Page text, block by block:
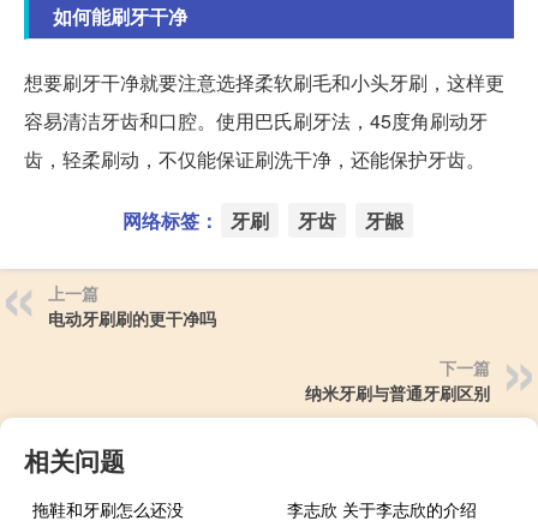
如何能刷牙干净
想要刷牙干净就要注意选择柔软刷毛和小头牙刷，这样更
容易清洁牙齿和口腔。使用巴氏刷牙法，45度角刷动牙
齿，轻柔刷动，不仅能保证刷洗干净，还能保护牙齿。
网络标签： 牙刷 牙齿 牙龈
上一篇
电动牙刷刷的更干净吗
下一篇
纳米牙刷与普通牙刷区别
相关问题
拖鞋和牙刷怎么还没
李志欣 关于李志欣的介绍